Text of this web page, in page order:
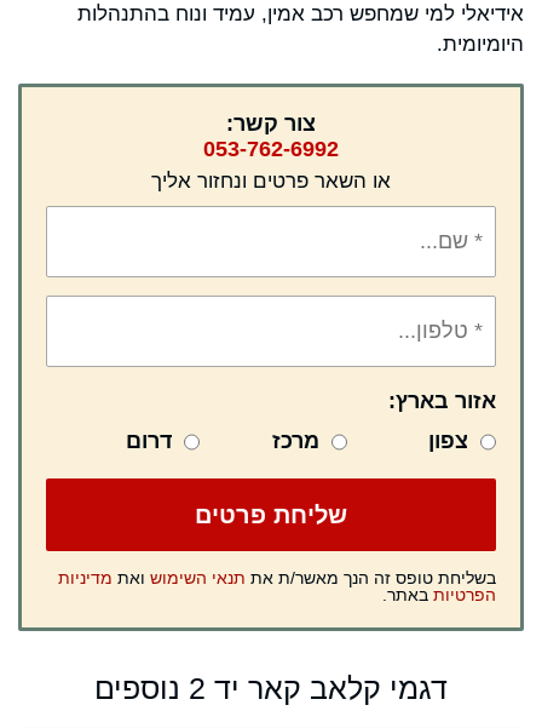
אידיאלי למי שמחפש רכב אמין, עמיד ונוח בהתנהלות
היומיומית.
צור קשר:
053-762-6992
או השאר פרטים ונחזור אליך
אזור בארץ:
צפון
מרכז דרום
בשליחת טופס זה הנך מאשר/ת את תנאי השימוש ואת מדיניות
הפרטיות באתר.
דגמי קלאב קאר יד 2 נוספים